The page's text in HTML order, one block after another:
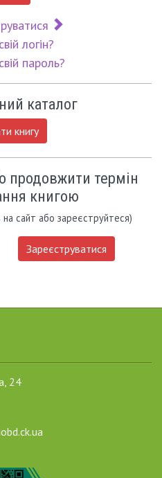
логін?
пароль?
каталог
книгу
продовжити термін
книгою
сайт або зареєструйтеся)
Зареєструватися
24